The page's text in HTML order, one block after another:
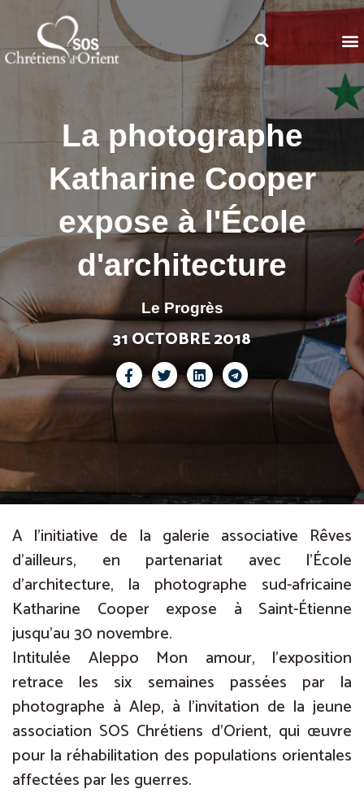
La photographe
Katharine Cooper
expose à l'École
d'architecture
Le Progrès
31 OCTOBRE 2018
A l’initiative de la galerie associative Rêves
d’ailleurs, en partenariat avec l’École
d’architecture, la photographe sud-africaine
Katharine Cooper expose à Saint-Étienne
jusqu’au 30 novembre.
Intitulée Aleppo Mon amour, l’exposition
retrace les six semaines passées par la
photographe à Alep, à l’invitation de la jeune
association SOS Chrétiens d’Orient, qui œuvre
pour la réhabilitation des populations orientales
affectées par les guerres.